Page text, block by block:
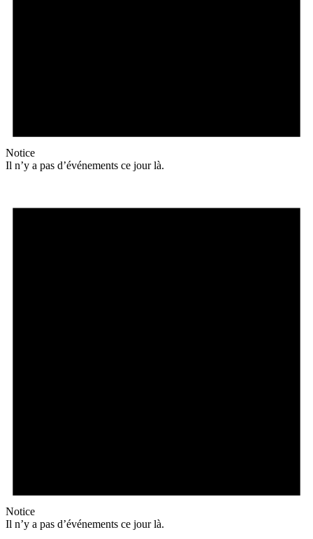
Notice
Il n’y a pas d’événements ce jour là.
Notice
Il n’y a pas d’événements ce jour là.